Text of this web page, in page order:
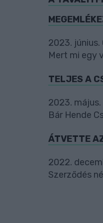
2023.
Mert mi egy
TELJES A
2023. május.
Bár Hende
ÁTVETTE
2022.
Szerződés